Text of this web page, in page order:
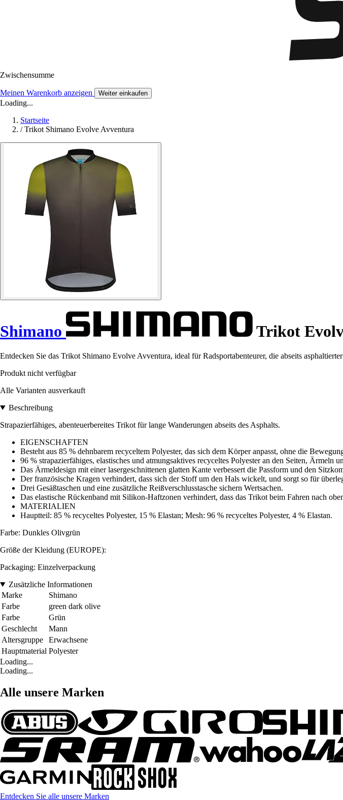
Zwischensumme
Meinen Warenkorb anzeigen Weiter einkaufen
Loading...
Startseite
/ Trikot Shimano Evolve Avventura
Shimano Trikot
Entdecken Sie das Trikot Shimano Evolve Avventura, ideal für Radsportabenteurer, die abseits
Produkt nicht verfügbar
Alle Varianten ausverkauft
Beschreibung
Strapazierfähiges, abenteuerbereites Trikot für lange Wanderungen abseits des Asphalts.
EIGENSCHAFTEN
Besteht aus 85 % dehnbarem recyceltem Polyester, das sich dem Körper anpasst, ohne die
96 % strapazierfähiges, elastisches und atmungsaktives recyceltes Polyester an den Seiten, Ärmeln
Das Ärmeldesign mit einer lasergeschnittenen glatten Kante verbessert die Passform und den
Der französische Kragen verhindert, dass sich der Stoff um den Hals wickelt, und sorgt so für
Drei Gesäßtaschen und eine zusätzliche Reißverschlusstasche sichern Wertsachen.
Das elastische Rückenband mit Silikon-Haftzonen verhindert, dass das Trikot beim Fahren nach
MATERIALIEN
Hauptteil: 85 % recyceltes Polyester, 15 % Elastan; Mesh: 96 % recyceltes Polyester, 4 % Elastan.
Farbe: Dunkles Olivgrün
Größe der Kleidung (EUROPE):
Packaging: Einzelverpackung
Zusätzliche Informationen
Marke
Shimano
Farbe
green dark olive
Farbe
Grün
Geschlecht
Mann
Altersgruppe
Erwachsene
Hauptmaterial Polyester
Loading...
Loading...
Alle unsere Marken
Entdecken Sie alle unsere Marken